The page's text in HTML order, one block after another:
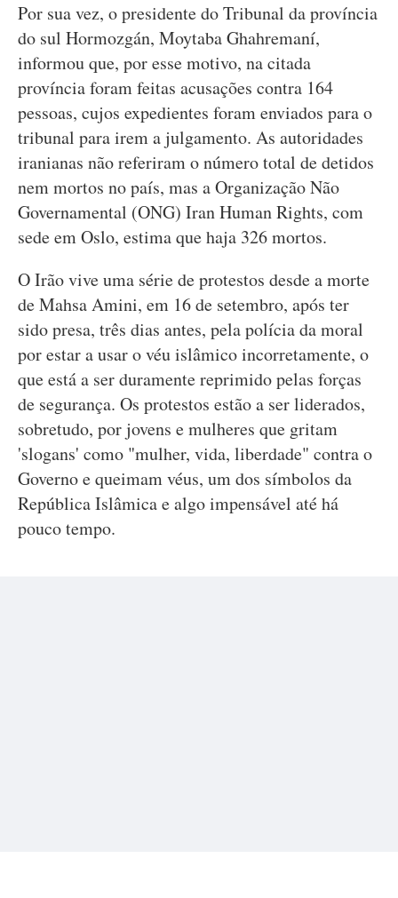
Por sua vez, o presidente do Tribunal da província
do sul Hormozgán, Moytaba Ghahremaní,
informou que, por esse motivo, na citada
província foram feitas acusações contra 164
pessoas, cujos expedientes foram enviados para o
tribunal para irem a julgamento. As autoridades
iranianas não referiram o número total de detidos
nem mortos no país, mas a Organização Não
Governamental (ONG) Iran Human Rights, com
sede em Oslo, estima que haja 326 mortos.
O Irão vive uma série de protestos desde a morte
de Mahsa Amini, em 16 de setembro, após ter
sido presa, três dias antes, pela polícia da moral
por estar a usar o véu islâmico incorretamente, o
que está a ser duramente reprimido pelas forças
de segurança. Os protestos estão a ser liderados,
sobretudo, por jovens e mulheres que gritam
'slogans' como "mulher, vida, liberdade" contra o
Governo e queimam véus, um dos símbolos da
República Islâmica e algo impensável até há
pouco tempo.